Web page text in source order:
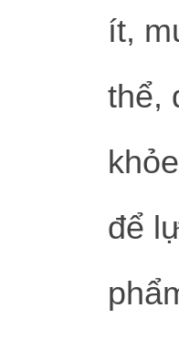
ít,
thể,
để